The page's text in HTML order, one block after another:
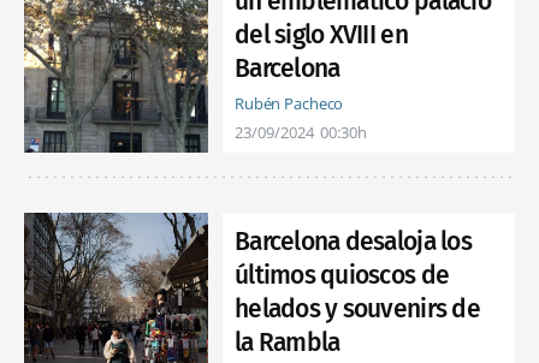
del siglo XVIII en
Barcelona
Rubén Pacheco
23/09/2024 00:30h
Barcelona desaloja los
últimos quioscos de
helados y souvenirs de
la Rambla